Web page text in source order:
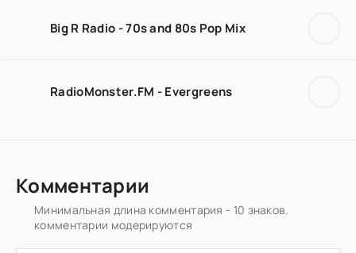
Big R Radio - 70s and 80s Pop Mix
RadioMonster.FM - Evergreens
Комментарии
Минимальная длина комментария - 10 знаков.
комментарии модерируются